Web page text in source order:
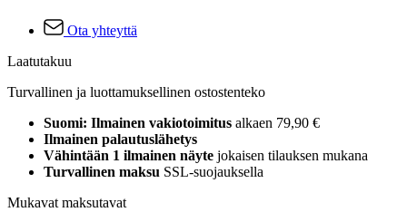
Ota yhteyttä
Laatutakuu
Turvallinen ja luottamuksellinen ostostenteko
Suomi: Ilmainen vakiotoimitus alkaen 79,90 €
Ilmainen palautuslähetys
Vähintään 1 ilmainen näyte jokaisen tilauksen mukana
Turvallinen maksu SSL-suojauksella
Mukavat maksutavat